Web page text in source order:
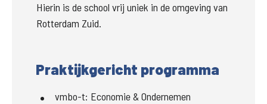
Hierin is de school vrij uniek in de omgeving van
Rotterdam Zuid.
Praktijkgericht programma
vmbo-t: Economie & Ondernemen